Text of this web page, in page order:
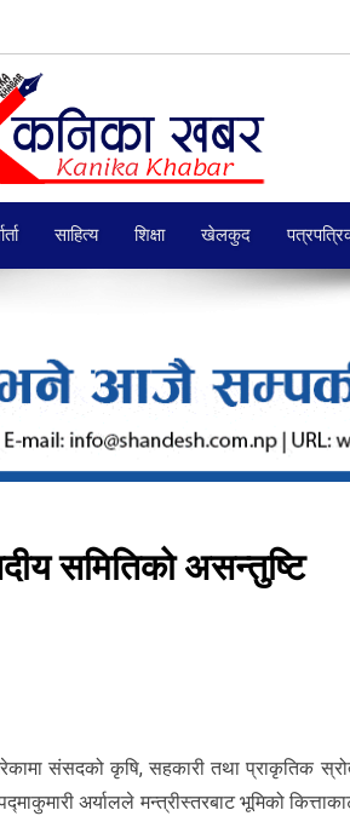
साहित्य शिक्षा खेलकुद
समितिको असन्तुष्टि
संसदको कृषि, सहकारी तथा प्राकृतिक
अर्यालले मन्त्रीस्तरबाट भूमिको